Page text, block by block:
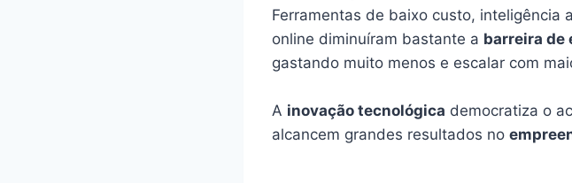
Ferramentas de baixo custo,
online diminuíram bastante a barreira de
gastando muito menos e escalar com
A inovação tecnológica democratiza o
alcancem grandes resultados no